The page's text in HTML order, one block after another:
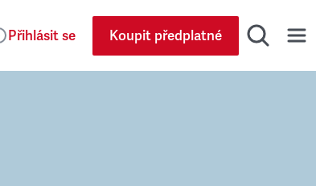
Přihlásit se Koupit předplatné